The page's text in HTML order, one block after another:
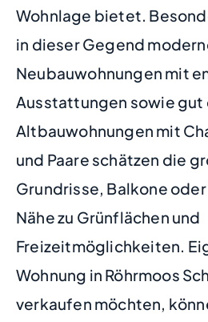
Wohnlage bietet.
in dieser Gegend
Neubauwohnungen mit
Ausstattungen sowie gut
Altbauwohnungen mit
und Paare schätzen die
Grundrisse, Balkone
Nähe zu Grünflächen und
Freizeitmöglichkeiten.
Wohnung in Röhrmoos
verkaufen möchten,